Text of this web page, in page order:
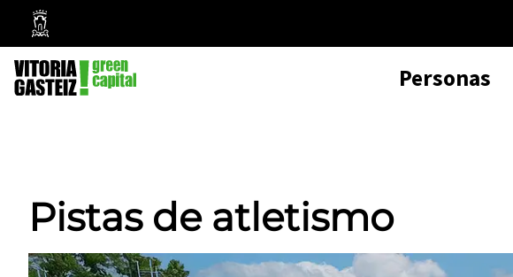
Ayuntamiento
Vitoria-
Gasteiz
Personas
Pistas de atletismo